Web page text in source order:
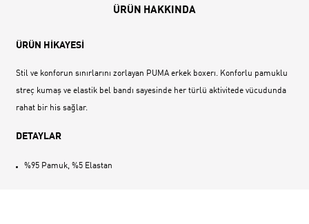
ÜRÜN HAKKINDA
ÜRÜN HİKAYESİ
Stil ve konforun sınırlarını zorlayan PUMA erkek boxerı. Konforlu pamuklu
streç kumaş ve elastik bel bandı sayesinde her türlü aktivitede vücudunda
rahat bir his sağlar.
DETAYLAR
%95 Pamuk, %5 Elastan